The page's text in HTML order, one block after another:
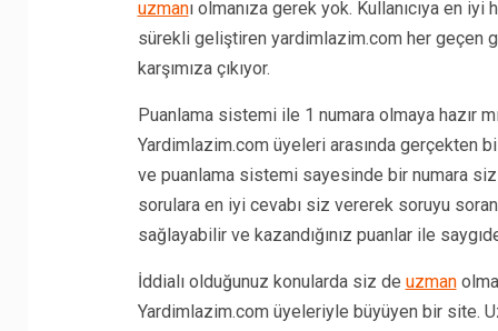
uzmanı olmanıza gerek yok. Kullanıcıya en
sürekli geliştiren yardimlazim.com her geçen
karşımıza çıkıyor.
Puanlama sistemi ile 1 numara olmaya hazır
Yardimlazim.com üyeleri arasında gerçekten
ve puanlama sistemi sayesinde bir numara
sorulara en iyi cevabı siz vererek soruyu
sağlayabilir ve kazandığınız puanlar ile
İddialı olduğunuz konularda siz de uzman
Yardimlazim.com üyeleriyle büyüyen bir site.